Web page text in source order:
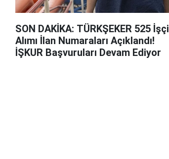
SON DAKİKA: TÜRKŞEKER 525 İşçi
Alımı İlan Numaraları Açıklandı!
İŞKUR Başvuruları Devam Ediyor